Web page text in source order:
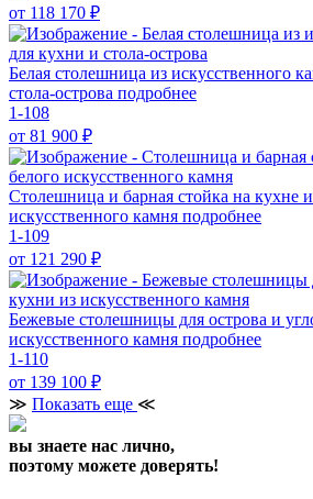
от 118 170 ₽
Белая столешница из искусственного
стола-острова подробнее
1-108
от 81 900 ₽
Столешница и барная стойка на кухне
искусственного камня подробнее
1-109
от 121 290 ₽
Бежевые столешницы для острова и
искусственного камня подробнее
1-110
от 139 100 ₽
≫ Показать еще ≪
вы знаете нас лично,
поэтому можете доверять!